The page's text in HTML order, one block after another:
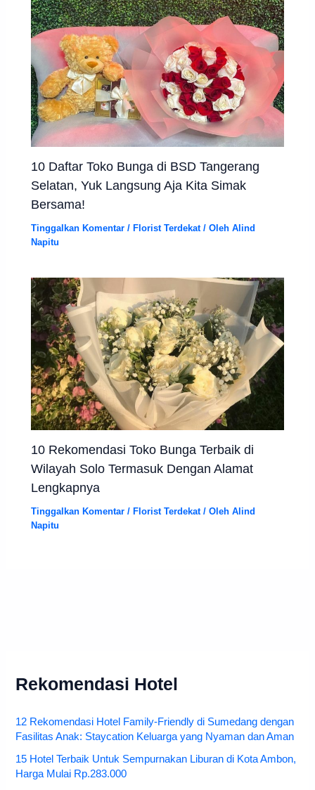
10 Daftar Toko Bunga di BSD Tangerang
Selatan, Yuk Langsung Aja Kita Simak
Bersama!
Tinggalkan Komentar / Florist Terdekat/ OlehAlind
Napitu
10 Rekomendasi Toko Bunga Terbaik di
Wilayah Solo Termasuk Dengan Alamat
Lengkapnya
Tinggalkan Komentar / Florist Terdekat/ OlehAlind
Napitu
Rekomendasi Hotel
12 Rekomendasi Hotel Family-Friendly di Sumedang dengan
Fasilitas Anak: Staycation Keluarga yang Nyaman dan Aman
15 Hotel Terbaik Untuk Sempurnakan Liburan di Kota Ambon,
Harga Mulai Rp.283.000